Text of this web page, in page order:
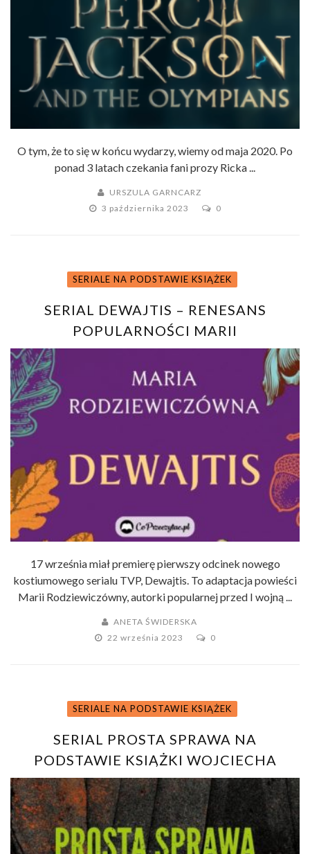
O tym, że to się w końcu wydarzy, wiemy od maja 2020. Po
ponad 3 latach czekania fani prozy Ricka ...
URSZULA GARNCARZ
3 października 2023
0
SERIALE NA PODSTAWIE KSIĄŻEK
SERIAL DEWAJTIS – RENESANS
POPULARNOŚCI MARII
RODZIEWICZÓWNY?
17 września miał premierę pierwszy odcinek nowego
kostiumowego serialu TVP, Dewajtis. To adaptacja powieści
Marii Rodziewiczówny, autorki popularnej przed I wojną ...
ANETA ŚWIDERSKA
22 września 2023
0
SERIALE NA PODSTAWIE KSIĄŻEK
SERIAL PROSTA SPRAWA NA
PODSTAWIE KSIĄŻKI WOJCIECHA
CHMIELARZA – RUSZYŁY ZDJĘCIA